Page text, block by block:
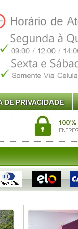
DE PRIVACIDADE